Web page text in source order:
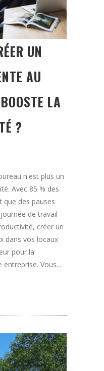
UN
AU
LA
?
n'est plus un
Avec 85 % des
que des pauses
de travail
créer un
dans vos locaux
pour la
Vous...